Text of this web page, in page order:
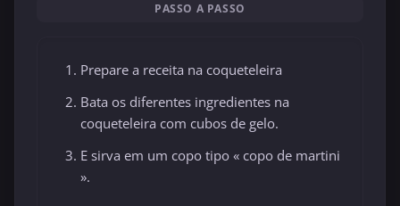
PASSO A PASSO
Prepare a receita na coqueteleira
Bata os diferentes ingredientes na
coqueteleira com cubos de gelo.
E sirva em um copo tipo « copo de martini
».